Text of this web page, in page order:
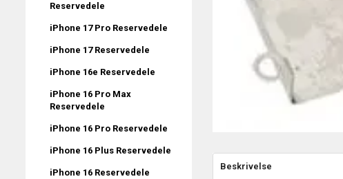
Reservedele
iPhone 17 Pro Reservedele
iPhone 17 Reservedele
iPhone 16e Reservedele
iPhone 16 Pro Max
Reservedele
iPhone 16 Pro Reservedele
iPhone 16 Plus Reservedele
iPhone 16 Reservedele
Beskrivelse